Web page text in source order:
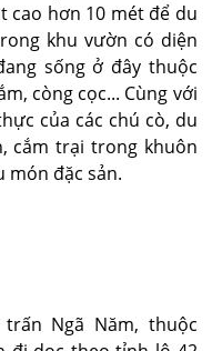
cao hơn 10 mét để du
khu vườn có diện
sống ở đây thuộc
còng cọc... Cùng với
của các chú cò, du
cắm trại trong khuôn
món đặc sản.
Ngã Năm, thuộc